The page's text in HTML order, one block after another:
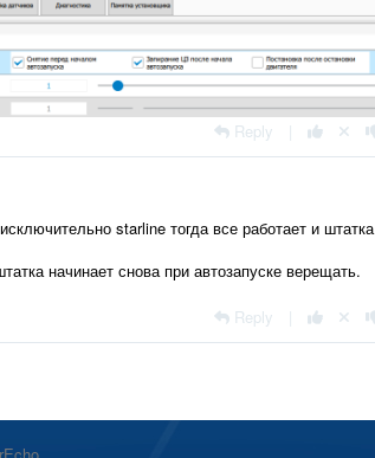
Reply
starline тогда все работает и штатка
начинает снова при автозапуске верещать.
Reply